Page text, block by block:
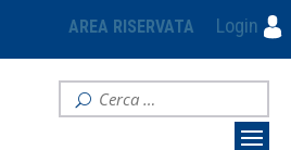
AREA RISERVATA Login